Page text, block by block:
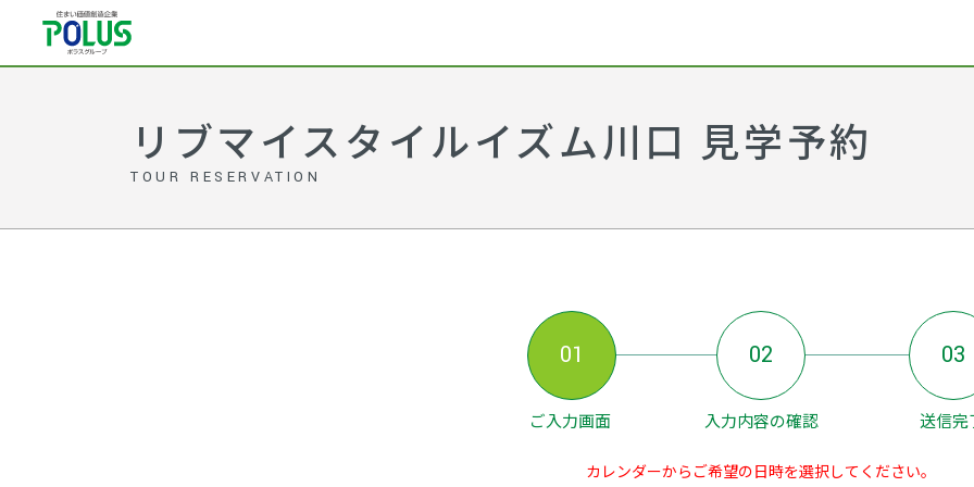
リブマイスタイルイズム川口 見学予約
TOUR RESERVATION
01
ご入力画面
02
入力内容の確認
03
送信完
カレンダーからご希望の日時を選択してください。